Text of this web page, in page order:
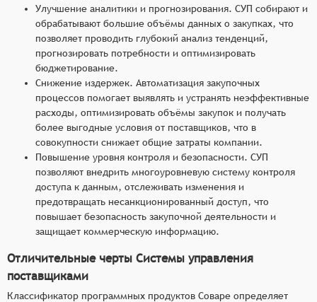
Улучшение аналитики и прогнозирования. СУП собирают и
обрабатывают большие объёмы данных о закупках, что
позволяет проводить глубокий анализ тенденций,
прогнозировать потребности и оптимизировать
бюджетирование.
Снижение издержек. Автоматизация закупочных
процессов помогает выявлять и устранять неэффективные
расходы, оптимизировать объёмы закупок и получать
более выгодные условия от поставщиков, что в
совокупности снижает общие затраты компании.
Повышение уровня контроля и безопасности. СУП
позволяют внедрить многоуровневую систему контроля
доступа к данным, отслеживать изменения и
предотвращать несанкционированный доступ, что
повышает безопасность закупочной деятельности и
защищает коммерческую информацию.
Отличительные черты Системы управления
поставщиками
Классификатор программных продуктов Соваре определяет